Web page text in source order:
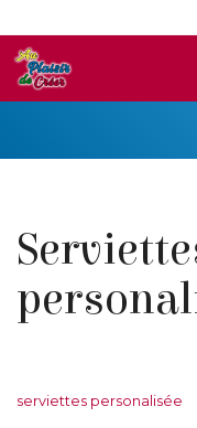
serviettes personalisée